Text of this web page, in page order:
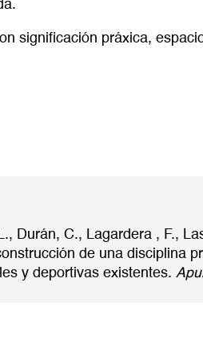
significación práxica,
Durán, C., Lagardera , F.,
de una disciplina
y deportivas existentes.